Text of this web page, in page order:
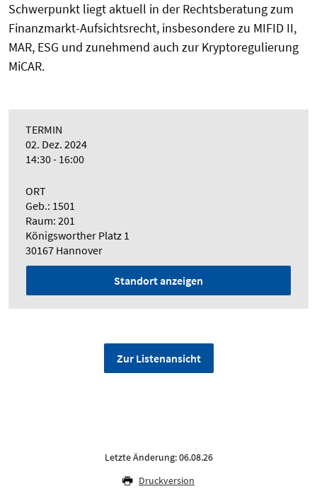
Schwerpunkt liegt aktuell in der Rechtsberatung zum
Finanzmarkt-Aufsichtsrecht, insbesondere zu MIFID II,
MAR, ESG und zunehmend auch zur Kryptoregulierung
MiCAR.
TERMIN
02. Dez. 2024
14:30 - 16:00
ORT
Geb.: 1501
Raum: 201
Königsworther Platz 1
30167 Hannover
Standort anzeigen
Zur Listenansicht
Letzte Änderung: 06.08.26
Druckversion